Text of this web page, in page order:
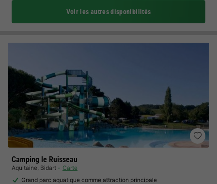
Voir les autres disponibilités
Camping le Ruisseau
Aquitaine, Bidart
Carte
Grand parc aquatique comme attraction principale